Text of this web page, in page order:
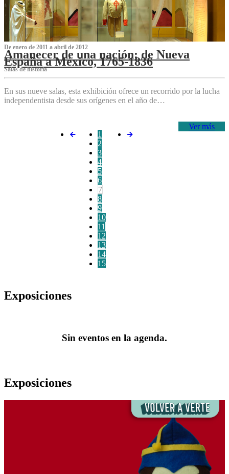
De enero de 2011 a abril de 2012
Amanecer de una nación: de Nueva
España a México, 1765-1836
Salas de historia
En sus nueve salas, esta exhibición ofrece un recorrido por la lucha
independentista desde sus orígenes en el año de…
Ver más
1
2
3
4
5
6
7
8
9
10
11
12
13
14
15
Exposiciones
Sin eventos en la agenda.
Exposiciones